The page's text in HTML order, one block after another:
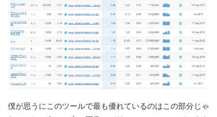
僕が思うにこのツールで最も優れているのはこの部分じゃ